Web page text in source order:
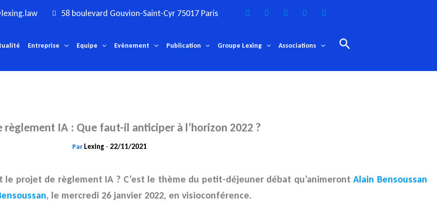
58 boulevard Gouvion-Saint-Cyr 75017 Paris
Entreprise Equipe Evènement Publication Groupe Lexing Associations Rechercher
règlement IA : Que faut-il anticiper à l’horizon 2022 ?
Par Lexing - 22/11/2021
le projet de règlement IA ? C’est le thème du petit-déjeuner débat qu’animerontAlain Bensoussan
, le mercredi 26 janvier 2022, en visioconférence.